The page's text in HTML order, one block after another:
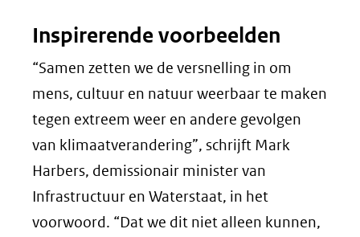
Inspirerende voorbeelden
“Samen zetten we de versnelling in om
mens, cultuur en natuur weerbaar te maken
tegen extreem weer en andere gevolgen
van klimaatverandering”, schrijft Mark
Harbers, demissionair minister van
Infrastructuur en Waterstaat, in het
voorwoord. “Dat we dit niet alleen kunnen,